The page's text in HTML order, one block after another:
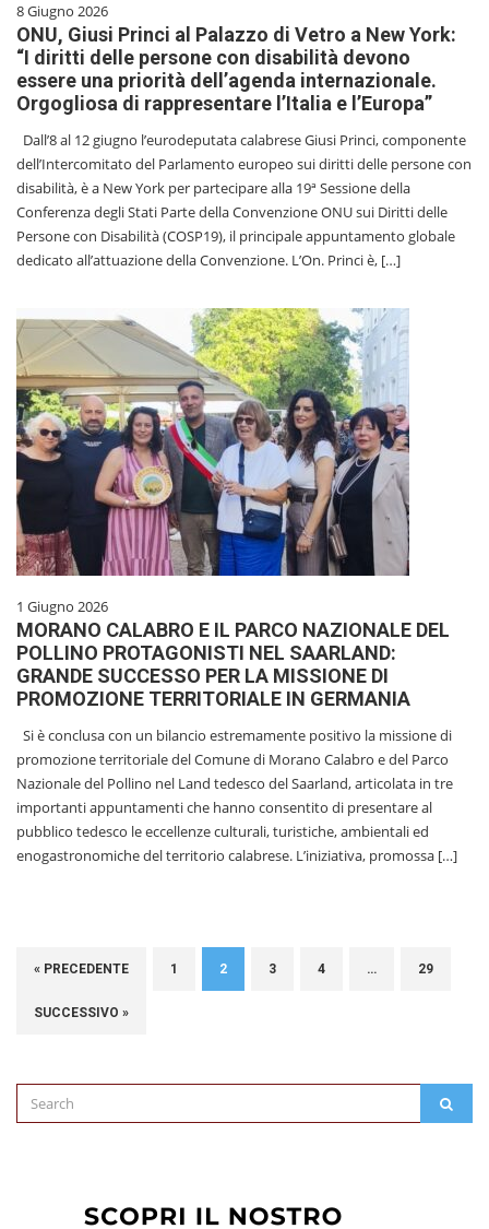
8 Giugno 2026
ONU, Giusi Princi al Palazzo di Vetro a New York:
“I diritti delle persone con disabilità devono
essere una priorità dell’agenda internazionale.
Orgogliosa di rappresentare l’Italia e l’Europa”
Dall’8 al 12 giugno l’eurodeputata calabrese Giusi Princi, componente
dell’Intercomitato del Parlamento europeo sui diritti delle persone con
disabilità, è a New York per partecipare alla 19ª Sessione della
Conferenza degli Stati Parte della Convenzione ONU sui Diritti delle
Persone con Disabilità (COSP19), il principale appuntamento globale
dedicato all’attuazione della Convenzione. L’On. Princi è, […]
1 Giugno 2026
MORANO CALABRO E IL PARCO NAZIONALE DEL
POLLINO PROTAGONISTI NEL SAARLAND:
GRANDE SUCCESSO PER LA MISSIONE DI
PROMOZIONE TERRITORIALE IN GERMANIA
Si è conclusa con un bilancio estremamente positivo la missione di
promozione territoriale del Comune di Morano Calabro e del Parco
Nazionale del Pollino nel Land tedesco del Saarland, articolata in tre
importanti appuntamenti che hanno consentito di presentare al
pubblico tedesco le eccellenze culturali, turistiche, ambientali ed
enogastronomiche del territorio calabrese. L’iniziativa, promossa […]
« PRECEDENTE 1 2 3 4 … 29
SUCCESSIVO »
Search
for: